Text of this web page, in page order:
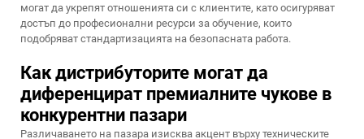
могат да укрепят отношенията си с клиентите, като осигуряват
достъп до професионални ресурси за обучение, които
подобряват стандартизацията на безопасната работа.
Как дистрибуторите могат да
диференцират премиалните чукове в
конкурентни пазари
Различаването на пазара изисква акцент върху техническите